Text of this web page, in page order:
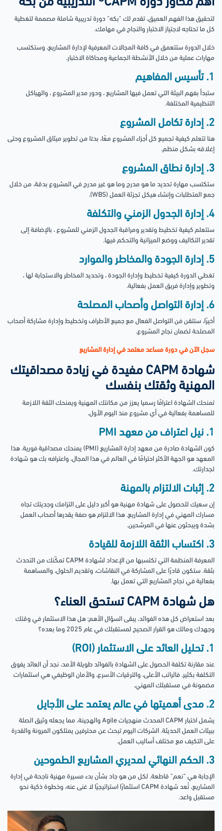
لتحقيق هذا الفهم العميق، تقدم لك "بكه" دورة تدريبية شاملة مصممة لتغطية
كل ما تحتاجه لاجتياز الاختبار والنجاح في مهامك.
خلال الدورة ستتعمق في كافة المجالات المعرفية لإدارة المشاريع، وستكتسب
مهارات عملية من خلال الأنشطة الجماعية ومحاكاة الاختبار.
1. تأسيس المفاهيم
ستبدأ بفهم البيئة التي تعمل فيها المشاريع ، ودور مدير المشروع ، والهياكل
التنظيمية المختلفة.
2. إدارة تكامل المشروع
هنا تتعلم كيفية تجميع كل أجزاء المشروع معًا، بدءًا من تطوير ميثاق المشروع وحتى
إغلاقه بشكل منظم.
3. إدارة نطاق المشروع
ستكتسب مهارة تحديد ما هو مدرج وما هو غير مدرج في المشروع بدقة، من خلال
جمع المتطلبات وإنشاء هيكل تجزئة العمل (WBS).
4. إدارة الجدول الزمني والتكلفة
ستتعلم كيفية تخطيط وتقدير ومراقبة الجدول الزمني للمشروع ، بالإضافة إلى
تقدير التكاليف ووضع الميزانية والتحكم فيها.
5. إدارة الجودة والمخاطر والموارد
تغطي الدورة كيفية تخطيط وإدارة الجودة ، وتحديد المخاطر والاستجابة لها ،
وتطوير وإدارة فريق العمل بفعالية.
6. إدارة التواصل وأصحاب المصلحة
أخيرًا، ستتقن فن التواصل الفعال مع جميع الأطراف وتخطيط وإدارة مشاركة أصحاب
المصلحة لضمان نجاح المشروع.
سجل الآن في دورة مساعد معتمد في إدارة المشاريع
شهادة CAPM مفيدة في زيادة مصداقيتك
المهنية وثقتك بنفسك
تمنحك الشهادة اعترافًا رسميا يعزز من مكانتك المهنية ويمنحك الثقة اللازمة
للمساهمة بفعالية في أي مشروع منذ اليوم الأول.
1. نيل اعتراف من معهد PMI
كون الشهادة صادرة من معهد إدارة المشاريع (PMI) يمنحك مصداقية فورية. هذا
المعهد هو الجهة الأكثر احترامًا في العالم في هذا المجال، واعترافه بك هو شهادة
لجدارتك.
2. إثبات الالتزام بالمهنة
إن سعيك للحصول على شهادة مهنية هو أكبر دليل على التزامك وجديتك تجاه
مسارك المهني في إدارة المشاريع. هذا الالتزام هو صفة يقدرها أصحاب العمل
بشدة ويبحثون عنها في المرشحين.
3. اكتساب الثقة اللازمة للقيادة
المعرفة المنظمة التي تكتسبها من الإعداد لشهادة CAPM تمكّنك من التحدث
بثقة. ستكون قادرًا على المشاركة في النقاشات، وتقديم الحلول، والمساهمة
بفعالية في نجاح المشاريع التي تعمل بها.
هل شهادة CAPM تستحق العناء؟
بعد استعراض كل هذه الفوائد، يبقى السؤال الأهم: هل هذا الاستثمار في وقتك
وجهدك ومالك هو القرار الصحيح لمستقبلك في عام 2025 وما بعده؟
1. تحليل العائد على الاستثمار (ROI)
عند مقارنة تكلفة الحصول على الشهادة بالفوائد طويلة الأمد، نجد أن العائد يفوق
التكلفة بكثير. فالراتب الأعلى، والترقيات الأسرع، والأمان الوظيفي هي استثمارات
مضمونة في مستقبلك المهني.
2. مدى أهميتها في عالم يعتمد على الأجايل
يشمل اختبار CAPM المحدث منهجيات Agile والهجينة، مما يجعله وثيق الصلة
ببيئات العمل الحديثة. الشركات اليوم تبحث عن محترفين يمتلكون المرونة والقدرة
على التكيف مع مختلف أساليب العمل.
3. الحكم النهائي لمديري المشاريع الطموحين
الإجابة هي "نعم" قاطعة. لكل من هو جاد بشأن بدء مسيرة مهنية ناجحة في إدارة
المشاريع، تُعد شهادة CAPM استثمارًا استراتيجيًا لا غنى عنه، وخطوة ذكية نحو
مستقبل واعد.